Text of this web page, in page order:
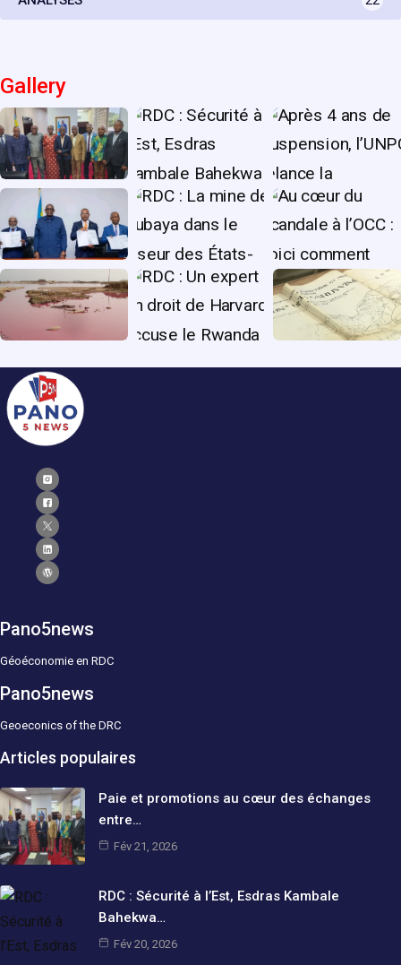
Gallery
Pano5news
Géoéconomie en RDC
Pano5news
Geoeconics of the DRC
Articles populaires
Paie et promotions au cœur des échanges
entre…
Fév 21, 2026
RDC : Sécurité à l’Est, Esdras Kambale
Bahekwa…
Fév 20, 2026